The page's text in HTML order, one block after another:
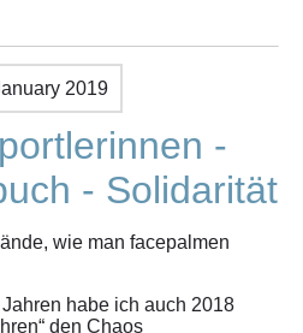
2019
-
- Solidarität
wie man facepalmen
habe ich auch 2018
den Chaos